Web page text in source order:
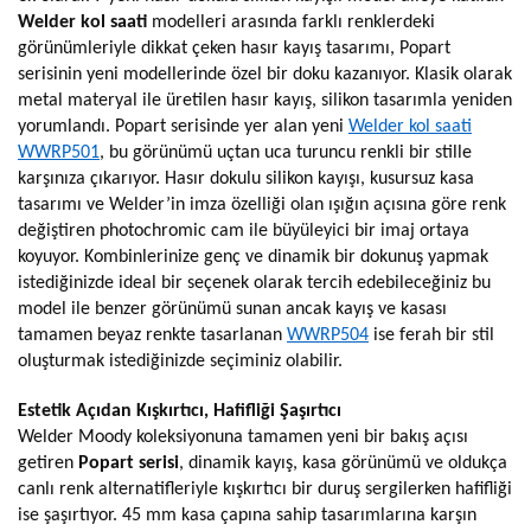
Welder kol saati modelleri arasında farklı renklerdeki
görünümleriyle dikkat çeken hasır kayış tasarımı, Popart
serisinin yeni modellerinde özel bir doku kazanıyor. Klasik olarak
metal materyal ile üretilen hasır kayış, silikon tasarımla yeniden
yorumlandı. Popart serisinde yer alan yeni Welder kol saati
WWRP501, bu görünümü uçtan uca turuncu renkli bir stille
karşınıza çıkarıyor. Hasır dokulu silikon kayışı, kusursuz kasa
tasarımı ve Welder’in imza özelliği olan ışığın açısına göre renk
değiştiren photochromic cam ile büyüleyici bir imaj ortaya
koyuyor. Kombinlerinize genç ve dinamik bir dokunuş yapmak
istediğinizde ideal bir seçenek olarak tercih edebileceğiniz bu
model ile benzer görünümü sunan ancak kayış ve kasası
tamamen beyaz renkte tasarlanan WWRP504 ise ferah bir stil
oluşturmak istediğinizde seçiminiz olabilir.
Estetik Açıdan Kışkırtıcı, Hafifliği Şaşırtıcı
Welder Moody koleksiyonuna tamamen yeni bir bakış açısı
getiren Popart serisi, dinamik kayış, kasa görünümü ve oldukça
canlı renk alternatifleriyle kışkırtıcı bir duruş sergilerken hafifliği
ise şaşırtıyor. 45 mm kasa çapına sahip tasarımlarına karşın